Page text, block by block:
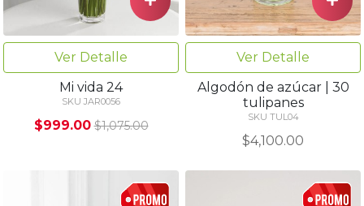
Ver Detalle
Mi vida 24
SKU JAR0056
$999.00 $1,075.00
Ver Detalle
Algodón de azúcar | 30
tulipanes
SKU TUL04
$4,100.00